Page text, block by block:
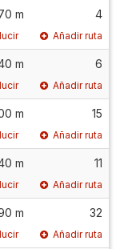
m 4
Añadir ruta
m 6
Añadir ruta
m 15
Añadir ruta
m 11
Añadir ruta
m 32
Añadir ruta